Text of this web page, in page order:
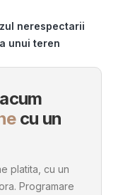
nerespectarii
unui teren
cu un
platita, cu un
Programare